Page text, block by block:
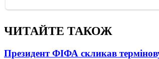
ЧИТАЙТЕ ТАКОЖ
Президент ФІФА скликав